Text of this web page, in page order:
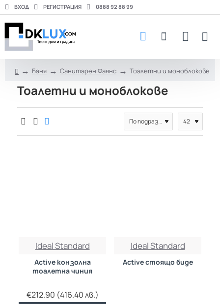
ВХОД РЕГИСТРАЦИЯ 0888 92 88 99
o
e
Баня Санитарен Фаянс Тоалетни и моноблокове
Тоалетни и моноблокове
Ideal Standard
Active конзолна
тоалетна чиния
€212.90 (416.40 лв.)
БЕЗПЛАТНОIdeal Standard
Active стоящо биде